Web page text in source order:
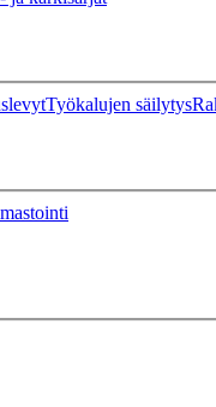
Työkalujen säilytys